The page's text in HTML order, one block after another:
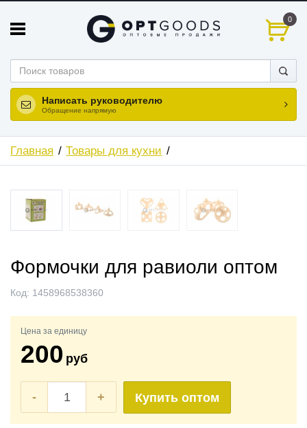
0
Написать руководителю
Обращение напрямую
Главная Товары для кухни
Формочки для равиоли оптом
Код: 1458968538360
Цена за единицу
200 руб
- + Купить оптом